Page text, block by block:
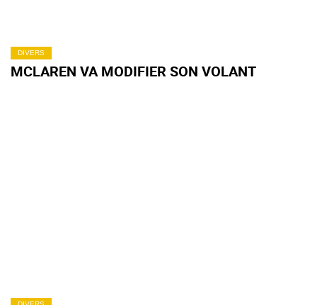
DIVERS
MCLAREN VA MODIFIER SON VOLANT